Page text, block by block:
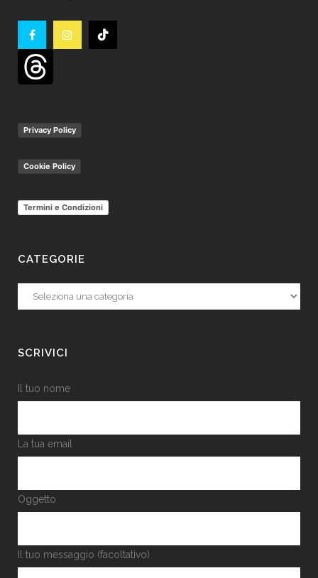
Privacy Policy
Cookie Policy
Termini e Condizioni
CATEGORIE
Categorie
SCRIVICI
Il tuo nome
La tua email
Oggetto
Il tuo messaggio (facoltativo)